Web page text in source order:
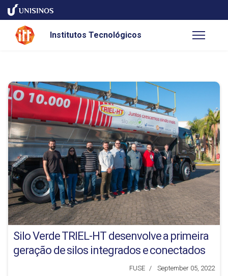
Institutos Tecnológicos
Silo Verde TRIEL-HT desenvolve a primeira
geração de silos integrados e conectados
FUSE September 05, 2022